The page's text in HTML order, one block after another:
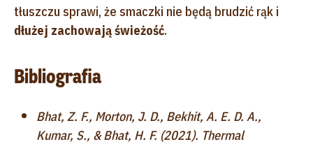
tłuszczu sprawi, że smaczki nie będą brudzić rąk i
dłużej zachowają świeżość.
Bibliografia
Bhat, Z. F., Morton, J. D., Bekhit, A. E. D. A.,
Kumar, S., & Bhat, H. F. (2021). Thermal